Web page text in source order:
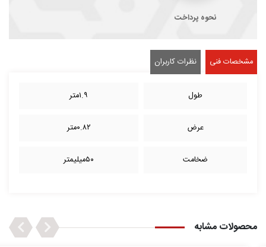
نحوه پرداخت
مشخصات فنی نظرات کاربران
طول ۱.۹متر
عرض ۰.۸۲متر
ضخامت ۵۰میلیمتر
محصولات مشابه Previous
Next